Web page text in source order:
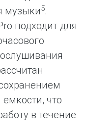
музыки5.
подходит для
что
в течение